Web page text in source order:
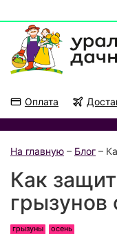
Оплата
На главную – Блог –
Как
грызунов
грызуны осень